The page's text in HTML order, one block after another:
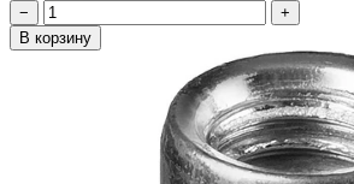
−
+
В корзину